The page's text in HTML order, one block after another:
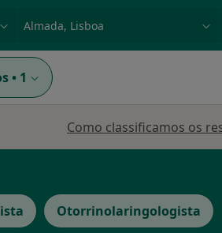
• 1
Como classificamos os
Otorrinolaringologista